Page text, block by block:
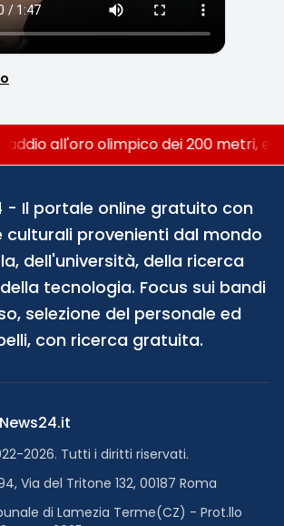
addio all'oro olimpico dei 200 metri,
- Il portale online gratuito con
culturali provenienti dal mondo
dell'università, della ricerca
tecnologia. Focus sui bandi
selezione del personale ed
con ricerca gratuita.
2026. Tutti i diritti riservati.
Via del Tritone 132, 00187 Roma
di Lamezia Terme(CZ) - Prot.llo